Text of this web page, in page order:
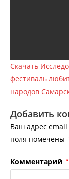
Скачать
фестиваль
народов
Добавить
Ваш адрес email
поля помечены
Комментарий *